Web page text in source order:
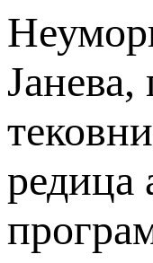
редица